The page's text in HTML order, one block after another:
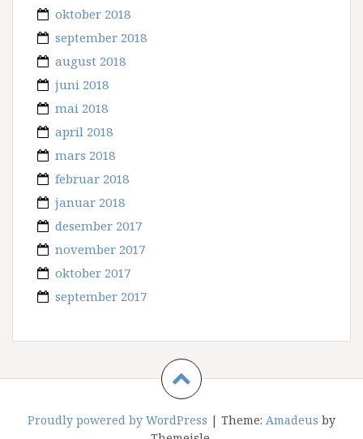
oktober 2018
september 2018
august 2018
juni 2018
mai 2018
april 2018
mars 2018
februar 2018
januar 2018
desember 2017
november 2017
oktober 2017
september 2017
Proudly powered by WordPress | Theme: Amadeus by